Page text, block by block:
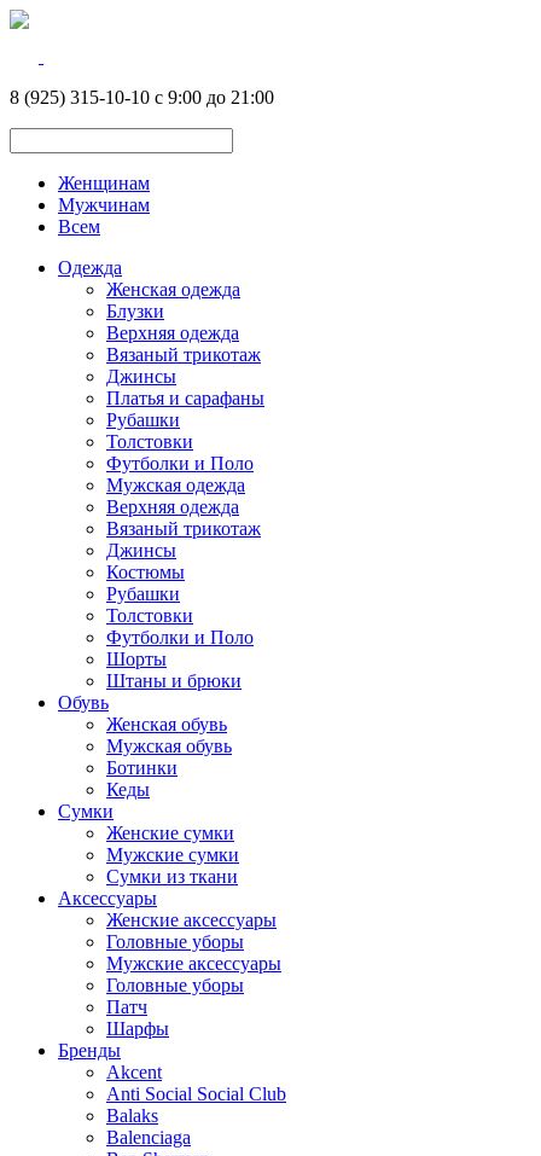
8 (925) 315-10-10 с 9:00 до 21:00
Женщинам
Мужчинам
Всем
Одежда
Женская одежда
Блузки
Верхняя одежда
Вязаный трикотаж
Джинсы
Платья и сарафаны
Рубашки
Толстовки
Футболки и Поло
Мужская одежда
Верхняя одежда
Вязаный трикотаж
Джинсы
Костюмы
Рубашки
Толстовки
Футболки и Поло
Шорты
Штаны и брюки
Обувь
Женская обувь
Мужская обувь
Ботинки
Кеды
Сумки
Женские сумки
Мужские сумки
Сумки из ткани
Аксессуары
Женские аксессуары
Головные уборы
Мужские аксессуары
Головные уборы
Патч
Шарфы
Бренды
Akcent
Anti Social Social Club
Balaks
Balenciaga